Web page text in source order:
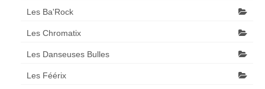
Les Ba'Rock
Les Chromatix
Les Danseuses Bulles
Les Féérix